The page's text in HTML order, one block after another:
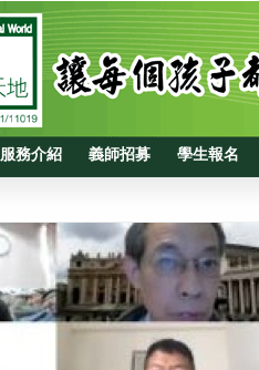
服務介紹 義師招募 學生報名